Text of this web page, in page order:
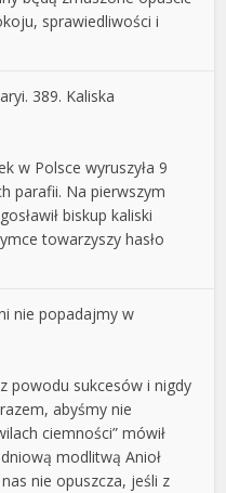
sprawiedliwości i
389. Kaliska
w Polsce wyruszyła 9
parafii. Na pierwszym
biskup kaliski
towarzyszy hasło
nie popadajmy w
powodu sukcesów i nigdy
abyśmy nie
ciemności” mówił
modlitwą Anioł
nie opuszcza, jeśli z